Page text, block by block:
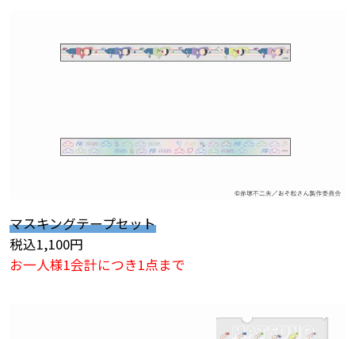
マスキングテープセット
税込1,100円
お一人様1会計につき1点まで